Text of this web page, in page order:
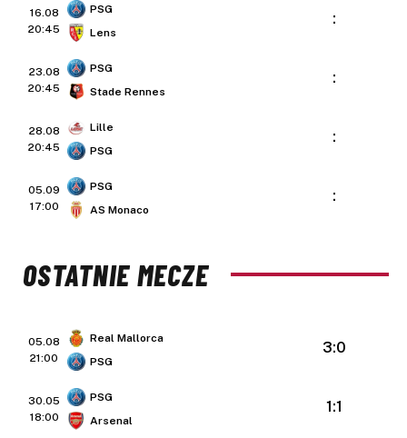
16.08
20:45
PSG
Lens
:
23.08
20:45
PSG
Stade Rennes
:
28.08
20:45
Lille
PSG
:
05.09
17:00
PSG
AS Monaco
:
OSTATNIE MECZE
05.08
21:00
Real Mallorca
PSG
3:0
30.05
18:00
PSG
Arsenal
1:1